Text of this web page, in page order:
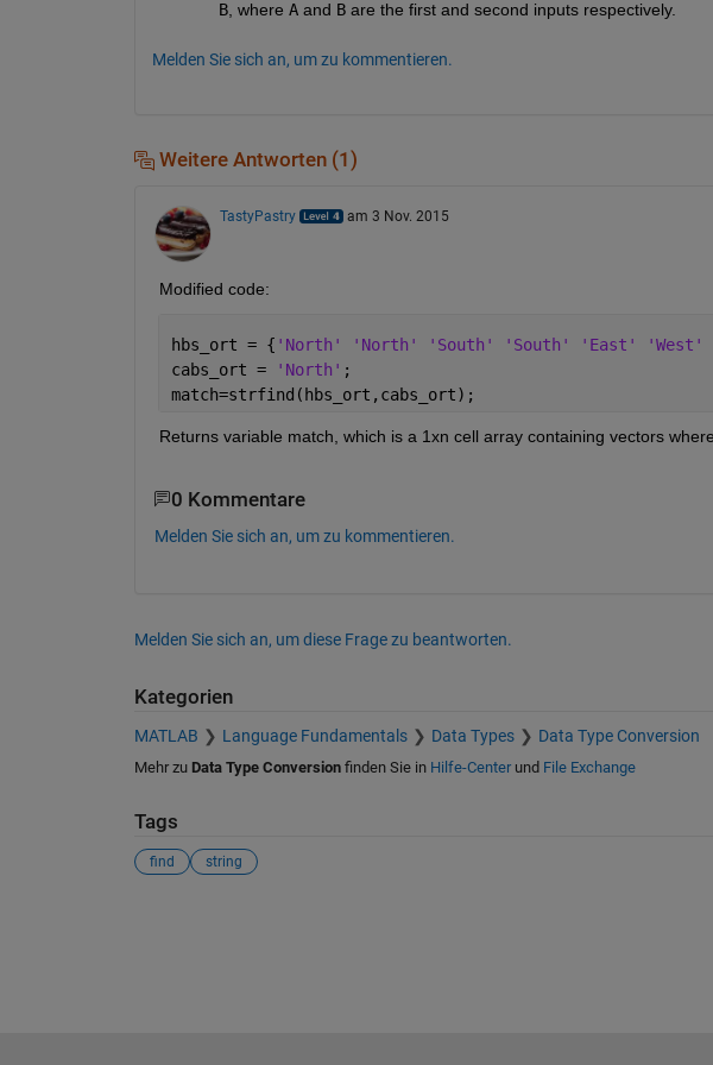
B, where A and B are the first and second inputs respectively.
Melden Sie sich an, um zu kommentieren.
Weitere Antworten (1)
TastyPastry am 3 Nov. 2015
Modified code:
hbs_ort = { 'North' 'North' 'South' 'South' 'East' 'West'
cabs_ort =
'North' ;
match=strfind(hbs_ort,cabs_ort);
Returns variable match, which is a 1xn cell array containing vectors
0 Kommentare
Melden Sie sich an, um zu kommentieren.
Melden Sie sich an, um diese Frage zu beantworten.
Kategorien
MATLAB Language Fundamentals Data Types Data Type Conversion
Mehr zu Data Type Conversionfinden Sie in Hilfe-Centerund File Exchange
Tags
find string